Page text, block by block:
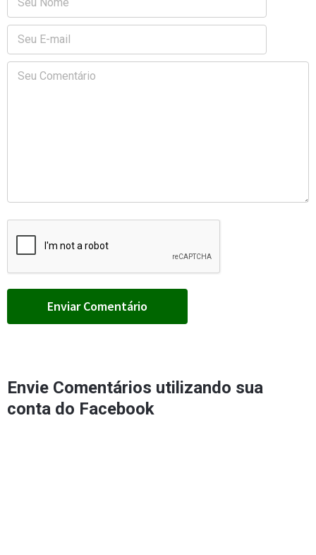
Envie Comentários utilizando sua
conta do Facebook